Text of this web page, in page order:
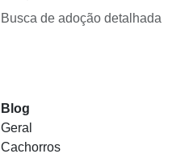
Busca de adoção detalhada
Blog
Geral
Cachorros